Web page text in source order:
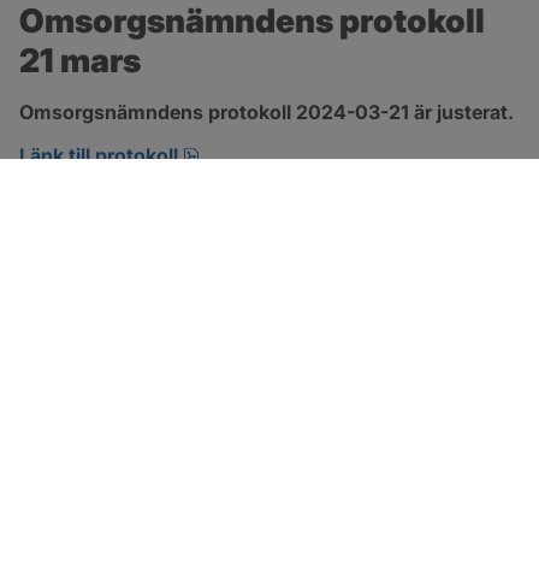
Omsorgsnämndens protokoll
21 mars
Omsorgsnämndens protokoll 2024-03-21 är justerat.
Länk till protokoll
pdf, 274.2 kB, öppnas i nytt fönster.